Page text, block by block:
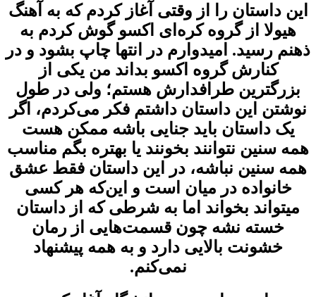
این داستان را از وقتی آغاز کردم که به آهنگ
هیولا از گروه کره‌ای اکسو گوش کردم به
ذهنم رسید. امیدوارم در انتها چاپ بشود و در
کنارش گروه اکسو بداند من یکی از
بزرگترین طرافدارش هستم؛ ولی در طول
نوشتن این داستان داشتم فکر می‌کردم، اگر
یک داستان باید جنایی باشه ممکن هست
همه سنین نتوانند بخونند یا بهتره بگم مناسب
همه سنین نباشه، در این داستان فقط عشق
خانواده در میان است و این‌که هر کسی
میتواند بخواند اما به شرطی که از داستان
خسته نشه چون قسمت‌هایی از رمان
خشونت بالایی دارد و به همه پیشنهاد
نمی‌کنم.